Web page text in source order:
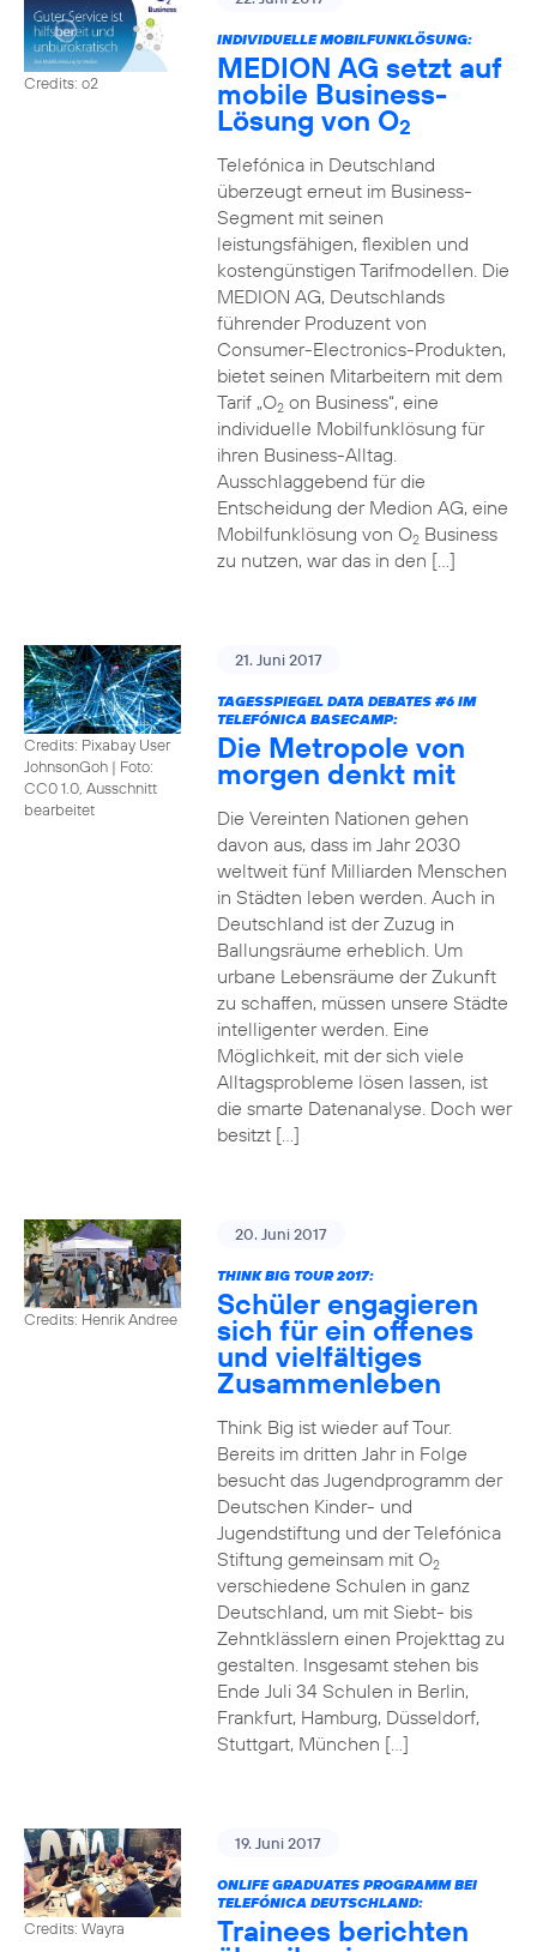
Credits: o2
INDIVIDUELLE MOBILFUNKLÖSUNG:
MEDION AG setzt auf
mobile Business-
Lösung von O2
Telefónica in Deutschland
überzeugt erneut im Business-
Segment mit seinen
leistungsfähigen, flexiblen und
kostengünstigen Tarifmodellen. Die
MEDION AG, Deutschlands
führender Produzent von
Consumer-Electronics-Produkten,
bietet seinen Mitarbeitern mit dem
Tarif „O2on Business“, eine
individuelle Mobilfunklösung für
ihren Business-Alltag.
Ausschlaggebend für die
Entscheidung der Medion AG, eine
Mobilfunklösung von O2Business
zu nutzen, war das in den […]
Credits: Pixabay User
JohnsonGoh | Foto:
CC0 1.0, Ausschnitt
bearbeitet
21. Juni 2017
TAGESSPIEGEL DATA DEBATES #6IM
TELEFÓNICA BASECAMP:
Die Metropole von
morgen denkt mit
Die Vereinten Nationen gehen
davon aus, dass im Jahr 2030
weltweit fünf Milliarden Menschen
in Städten leben werden. Auch in
Deutschland ist der Zuzug in
Ballungsräume erheblich. Um
urbane Lebensräume der Zukunft
zu schaffen, müssen unsere Städte
intelligenter werden. Eine
Möglichkeit, mit der sich viele
Alltagsprobleme lösen lassen, ist
die smarte Datenanalyse. Doch wer
besitzt […]
Credits: Henrik Andree
20. Juni 2017
THINK BIG TOUR 2017:
Schüler engagieren
sich für ein offenes
und vielfältiges
Zusammenleben
Think Big ist wieder auf Tour.
Bereits im dritten Jahr in Folge
besucht das Jugendprogramm der
Deutschen Kinder- und
Jugendstiftung und der Telefónica
Stiftung gemeinsam mit O2
verschiedene Schulen in ganz
Deutschland, um mit Siebt- bis
Zehntklässlern einen Projekttag zu
gestalten. Insgesamt stehen bis
Ende Juli 34 Schulen in Berlin,
Frankfurt, Hamburg, Düsseldorf,
Stuttgart, München […]
Credits: Wayra
19. Juni 2017
ONLIFE GRADUATES PROGRAMM BEI
TELEFÓNICA DEUTSCHLAND:
Trainees berichten